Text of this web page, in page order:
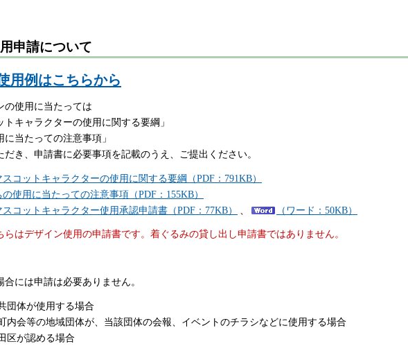
申請について
用例はこちらから
の使用に当たっては
トキャラクターの使用に関する要綱」
に当たっての注意事項」
だき、申請書に必要事項を記載のうえ、ご提出ください。
コットキャラクターの使用に関する要綱（PDF：791KB）
の使用に当たっての注意事項（PDF：155KB）
コットキャラクター使用承認申請書（PDF：77KB） （ワード：50KB）
はデザイン使用の申請書です。着ぐるみの貸し出し申請書ではありません。
には申請は必要ありません。
体が使用する場合
会等の地域団体が、当該団体の会報、イベントのチラシなどに使用する場合
が認める場合